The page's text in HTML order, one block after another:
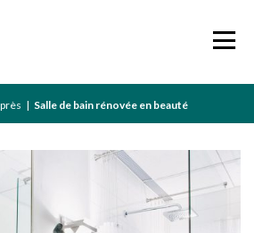
| Salle de bain rénovée en beauté